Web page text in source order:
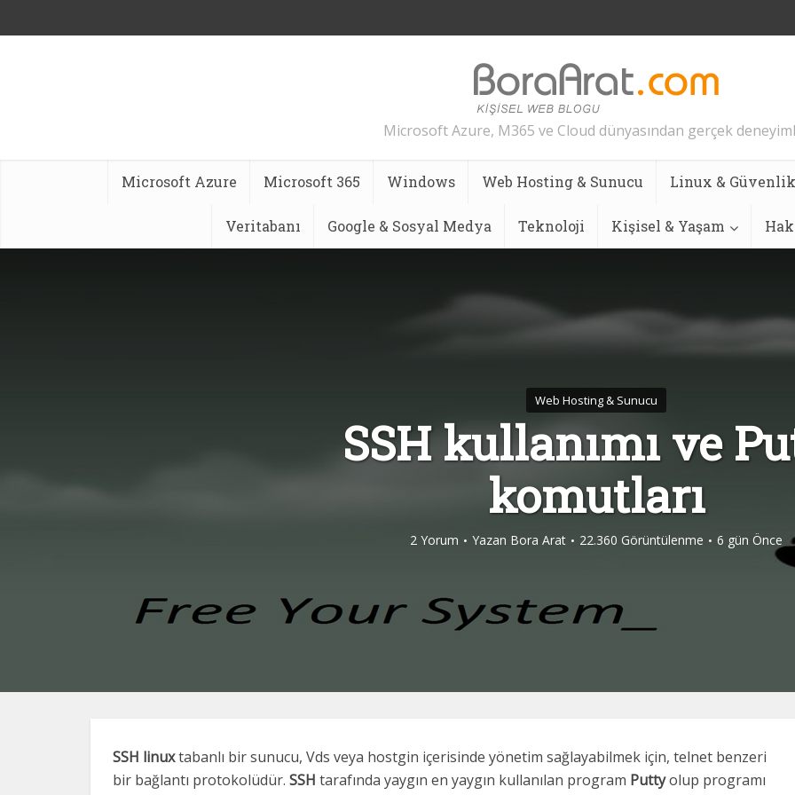
Microsoft Azure, M365 ve Cloud dünyasından gerçek
Microsoft Azure Microsoft 365 Windows Web Hosting & Sunucu Linux & Güvenlik
Veritabanı Google & Sosyal Medya Teknoloji Kişisel & Yaşam
Web Hosting & Sunucu
SSH kullanımı ve
komutları
2 Yorum Yazan Bora Arat 22.360 Görüntülenme 6 gün Önce
SSH linuxtabanlı bir sunucu, Vds veya hostgin içerisinde yönetim sağlayabilmek için, telnet benzeri
bir bağlantı protokolüdür. SSH tarafında yaygın en yaygın kullanılan program Puttyolup programı